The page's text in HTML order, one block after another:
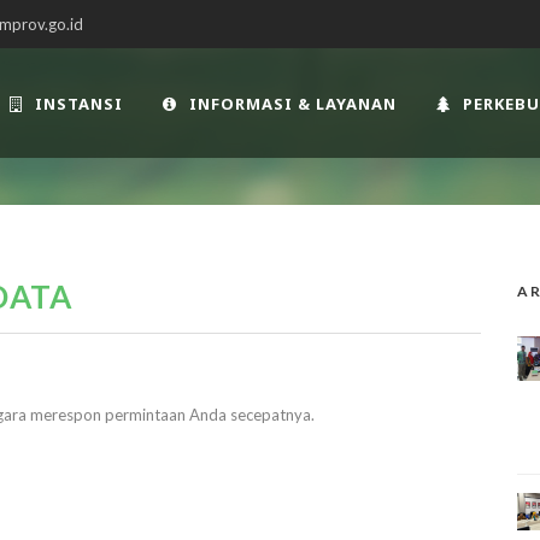
INSTANSI INFORMASI & LAYANAN
merespon permintaan Anda secepatnya.